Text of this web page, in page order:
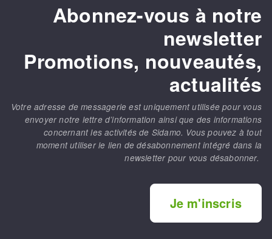
Abonnez-vous à notre
newsletter
Promotions, nouveautés,
actualités
Votre adresse de messagerie est uniquement utilisée pour vous
envoyer notre lettre d’information ainsi que des informations
concernant les activités de Sidamo. Vous pouvez à tout
moment utiliser le lien de désabonnement intégré dans la
newsletter pour vous désabonner.
Je m'inscris